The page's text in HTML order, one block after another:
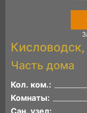
Часть дома
Кол. ком.:
Комнаты:
Сан. узел: